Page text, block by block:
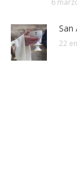
San
22